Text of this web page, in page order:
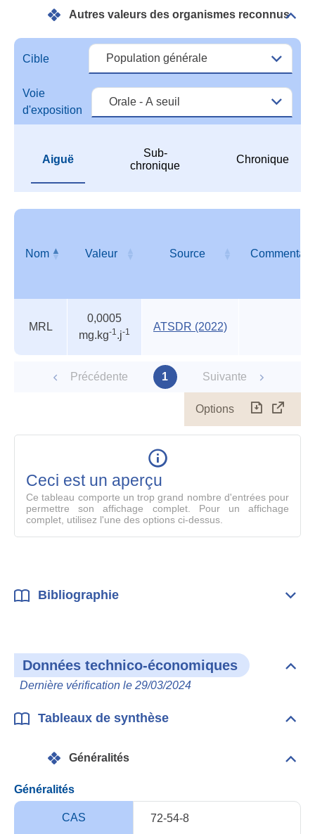
Autres valeurs des organismes reconnus
Cible
Voie
d'exposition
Aiguë
Sub-
chronique
Chronique
valeurs
organismes
reconnus
Nom Valeur Source
MRL
0,0005
mg.kg-1.j-1 ATSDR (2022)
Précédente 1 Suivante
Options
le
Ceci est un aperçu
Ce tableau comporte un trop grand nombre d'entrées pour
permettre son affichage complet. Pour un affichage
complet, utilisez l'une des options ci-dessus.
Bibliographie
Données technico-économiques
Dernière vérification le 29/03/2024
Tableaux de synthèse
Généralités
Généralités
CAS 72-54-8